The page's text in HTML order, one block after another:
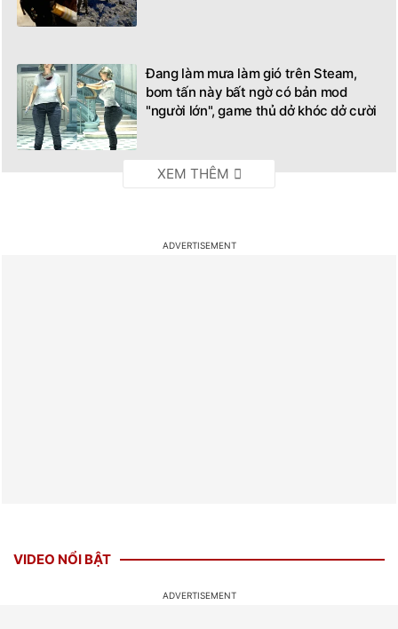
Đang làm mưa làm gió trên Steam,
bom tấn này bất ngờ có bản mod
"người lớn", game thủ dở khóc dở cười
VIDEO NỔI BẬT